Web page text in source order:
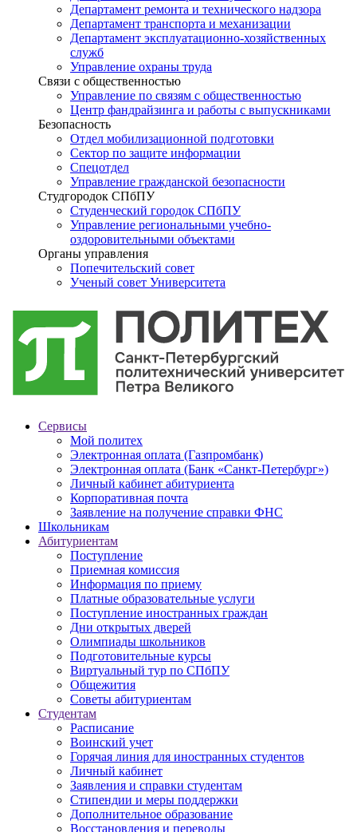
Департамент ремонта и технического надзора
Департамент транспорта и механизации
Департамент эксплуатационно-хозяйственных
служб
Управление охраны труда
Связи с общественностью
Управление по связям с общественностью
Центр фандрайзинга и работы с выпускниками
Безопасность
Отдел мобилизационной подготовки
Сектор по защите информации
Спецотдел
Управление гражданской безопасности
Студгородок СПбПУ
Студенческий городок СПбПУ
Управление региональными учебно-
оздоровительными объектами
Органы управления
Попечительский совет
Ученый совет Университета
Сервисы
Мой политех
Электронная оплата (Газпромбанк)
Электронная оплата (Банк «Санкт-Петербург»)
Личный кабинет абитуриента
Корпоративная почта
Заявление на получение справки ФНС
Школьникам
Абитуриентам
Поступление
Приемная комиссия
Информация по приему
Платные образовательные услуги
Поступление иностранных граждан
Дни открытых дверей
Олимпиады школьников
Подготовительные курсы
Виртуальный тур по СПбПУ
Общежития
Советы абитуриентам
Студентам
Расписание
Воинский учет
Горячая линия для иностранных студентов
Личный кабинет
Заявления и справки студентам
Стипендии и меры поддержки
Дополнительное образование
Восстановления и переводы